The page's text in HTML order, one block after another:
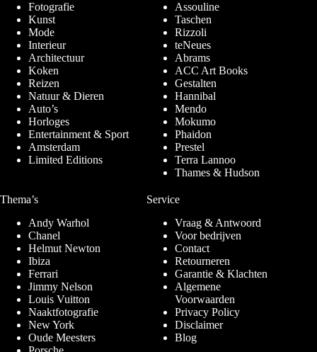
Fotografie
Kunst
Mode
Interieur
Architectuur
Koken
Reizen
Natuur & Dieren
Auto’s
Horloges
Entertainment & Sport
Amsterdam
Limited Editions
Assouline
Taschen
Rizzoli
teNeues
Abrams
ACC Art Books
Gestalten
Hannibal
Mendo
Mokumo
Phaidon
Prestel
Terra Lannoo
Thames & Hudson
Thema’s
Andy Warhol
Chanel
Helmut Newton
Ibiza
Ferrari
Jimmy Nelson
Louis Vuitton
Naaktfotografie
New York
Oude Meesters
Service
Vraag & Antwoord
Voor bedrijven
Contact
Retourneren
Garantie & Klachten
Algemene
Voorwaarden
Privacy Policy
Disclaimer
Blog